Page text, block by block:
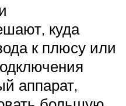
куда
к плюсу или
аппарат,